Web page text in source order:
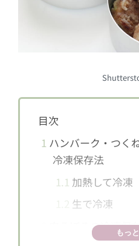
目次
1 ハンバーク・つく
冷凍保存法
1.1 加熱して冷凍
生で冷凍
肉そぼろの冷凍保
もっ